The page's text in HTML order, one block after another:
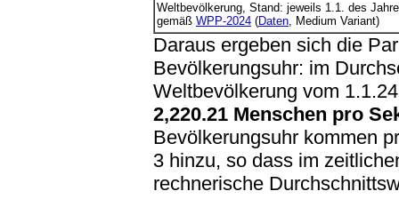
Weltbevölkerung, Stand: jeweils 1.1. des
gemäß WPP-2024 (Daten, Medium Variant)
Daraus ergeben sich die
Bevölkerungsuhr: im
Weltbevölkerung vom
2,220.21 Menschen pro
Bevölkerungsuhr kommen
3 hinzu, so dass im
rechnerische